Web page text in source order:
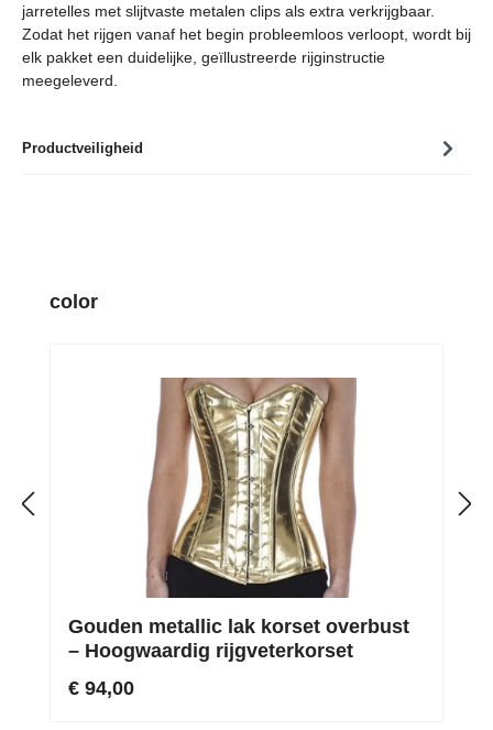
Productveiligheid
jarretelles met slijtvaste metalen clips als extra verkrijgbaar.
Zodat het rijgen vanaf het begin probleemloos verloopt, wordt bij
elk pakket een duidelijke, geïllustreerde rijginstructie
meegeleverd.
Productgalerij overslaan
color
Gouden metallic lak korset overbust
– Hoogwaardig rijgveterkorset
€ 94,00